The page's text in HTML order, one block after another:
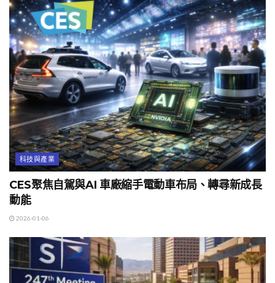
科技與產業
CES聚焦自駕與AI 車廠縮手電動車布局、轉尋新成長
動能
2026-01-06